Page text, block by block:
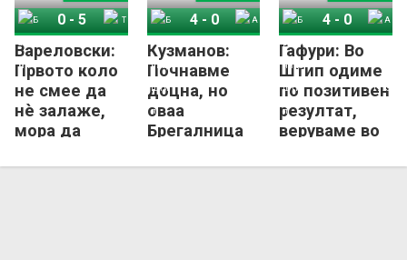
Вареловски:
Првото коло
не смее да
нè залаже,
мора да
внимателни
Башкими
0 -5
Тиквеш
Кузманов:
Почнавме
доцна, но
оваа
Брегалница
комплетира
Брегалница Штип
4- 0
Гафури: Во
Штип одиме
по позитивен
резултат,
веруваме во
можности
Брегалница Штип
4- 0